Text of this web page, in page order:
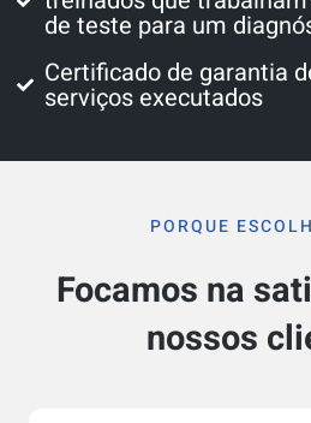
de teste para um
Certificado de garantia
serviços executados
PORQUE
Focamos na
nossos